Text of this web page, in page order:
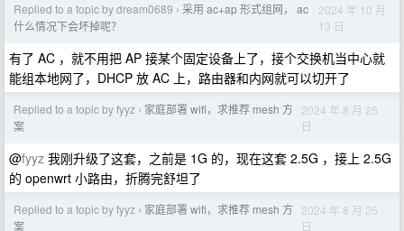
Replied to a topic by dream0689 › 采用 ac+ap 形式组网， ac
什么情况下会坏掉呢？
2024 年 10 月
13 日
有了 AC ，就不用把 AP 接某个固定设备上了，接个交换机当中心就
能组本地网了，DHCP 放 AC 上，路由器和内网就可以切开了
Replied to a topic by fyyz › 家庭部署 wifi，求推荐 mesh 方
案
2024 年 8 月 25
日
@fyyz 我刚升级了这套，之前是 1G 的，现在这套 2.5G ，接上 2.5G
的 openwrt 小路由，折腾完舒坦了
Replied to a topic by fyyz › 家庭部署 wifi，求推荐 mesh 方
案
2024 年 8 月 25
日